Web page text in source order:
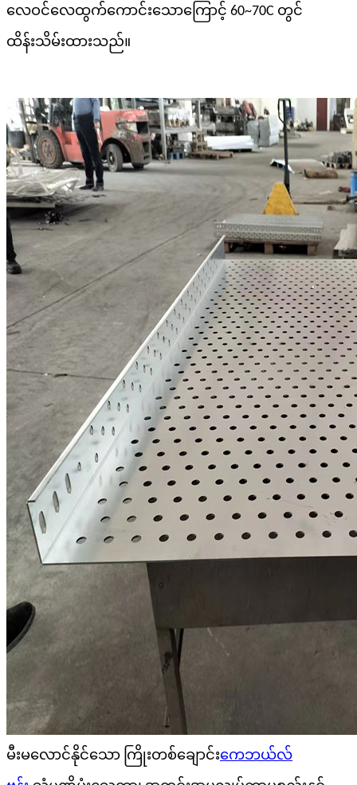
လေဝင်လေထွက်ကောင်းသောကြောင့် 60~70C တွင်
ထိန်းသိမ်းထားသည်။
မီးမလောင်နိုင်သော ကြိုးတစ်ချောင်းကေဘယ်လ်